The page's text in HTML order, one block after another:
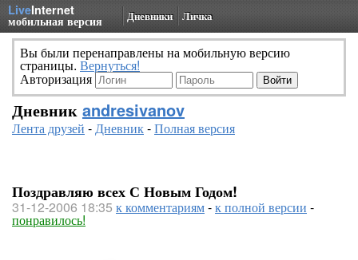
LiveInternet
мобильная версия Дневники Личка
Вы были перенаправлены на мобильную версию
страницы. Вернуться!
Авторизация
Дневник andresivanov
Лента друзей -Дневник-Полная версия
Поздравляю всех С Новым Годом!
31-12-2006 18:35 к комментариям-к полной версии -
понравилось!